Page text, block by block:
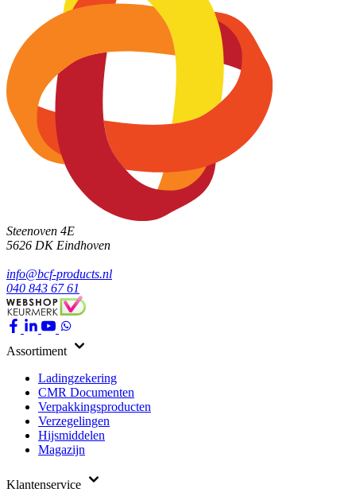
Steenoven 4E
5626 DK Eindhoven
info@bcf-products.nl
040 843 67 61
Assortiment
Ladingzekering
CMR Documenten
Verpakkingsproducten
Verzegelingen
Hijsmiddelen
Magazijn
Klantenservice